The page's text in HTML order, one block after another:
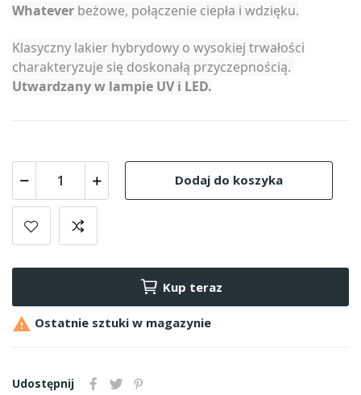
Whatever beżowe, połączenie ciepła i wdzięku.
Klasyczny lakier hybrydowy o wysokiej trwałości
charakteryzuje się doskonałą przyczepnością.
Utwardzany w lampie UV i LED.
Dodaj do koszyka
Kup teraz
 Ostatnie sztuki w magazynie
Udostępnij